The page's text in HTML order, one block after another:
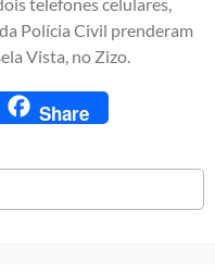
Polícia Civil prenderam
Vista, no Zizo.
Share